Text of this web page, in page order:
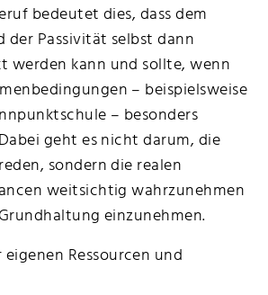
bedeutet dies, dass dem
der Passivität selbst dann
werden kann und sollte, wenn
– beispielsweise
– besonders
geht es nicht darum, die
sondern die realen
weitsichtig wahrzunehmen
einzunehmen.
eigenen Ressourcen und